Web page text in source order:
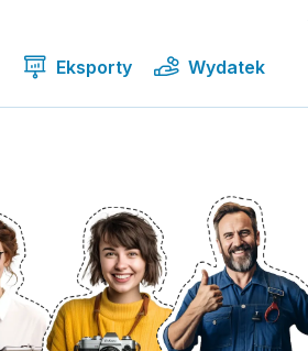
Eksporty Wydatek